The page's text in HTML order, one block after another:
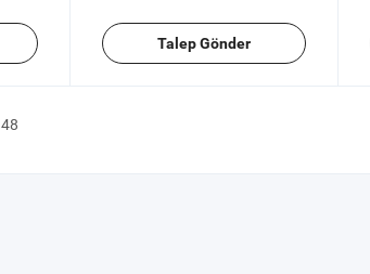
Talep Gönder
48